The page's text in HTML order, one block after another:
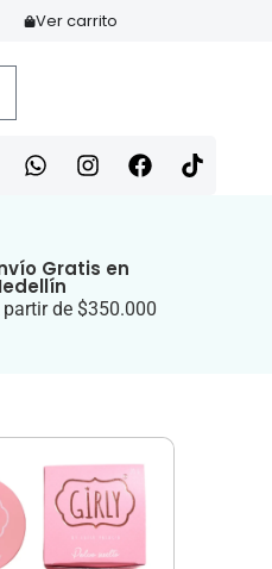
Ver carrito
Gratis en
partir de $350.000